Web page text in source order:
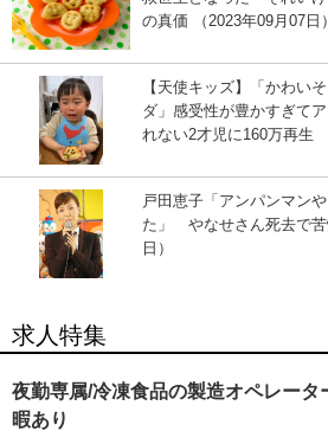
の真価 （2023年09月07日）
【天使キッズ】「かわい
ダ」感受性が豊かすぎて
れない2才児に160万再生
戸田恵子「アンパンマン
た」 やなせさん死去で苦
日）
求人特集
夜勤専属/冷凍食品の製造オペレータ
暇あり